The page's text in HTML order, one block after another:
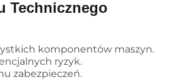
Technicznego
komponentów maszyn.
ryzyk.
zabezpieczeń.